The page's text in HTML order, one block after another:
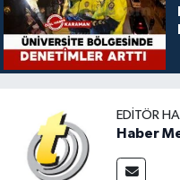
EDITÖR
Haber